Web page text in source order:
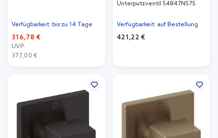
Verfügbarkeit: bis zu 14 Tage
316,78 €
UVP:
377,00 €
Unterputzventil 54847N575
Verfügbarkeit: auf Bestellung
421,22 €